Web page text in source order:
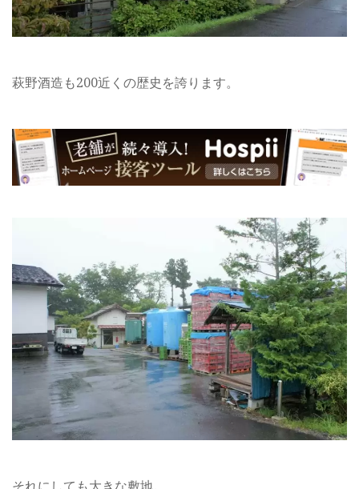
萩野酒造も200近くの歴史を誇ります。